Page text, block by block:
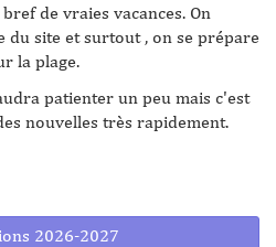
de vraies vacances. On
du site et surtout , on se prépare
la plage.
patienter un peu mais c'est
nouvelles très rapidement.
2026-2027